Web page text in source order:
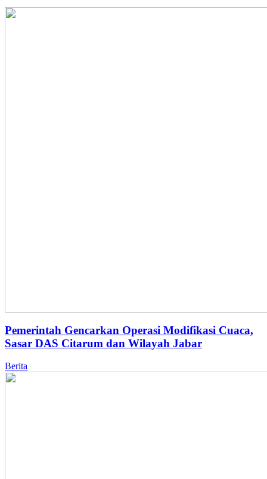
Pemerintah Gencarkan Operasi Modifikasi Cuaca,
Sasar DAS Citarum dan Wilayah Jabar
Berita